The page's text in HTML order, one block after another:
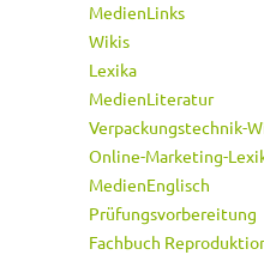
MedienLinks
Wikis
Lexika
MedienLiteratur
Verpackungstechnik-
Online-Marketing-
MedienEnglisch
Prüfungsvorbereitung
Fachbuch